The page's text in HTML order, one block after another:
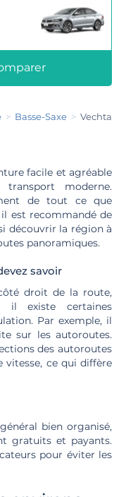
Basse-Saxe Vechta
facile et agréable
moderne.
de tout ce que
est recommandé de
découvrir la région à
panoramiques.
savoir
droit de la route,
il existe certaines
Par exemple, il
sur les autoroutes.
des autoroutes
vitesse, ce qui diffère
bien organisé,
gratuits et payants.
pour éviter les